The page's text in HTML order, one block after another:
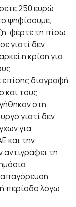
250 ευρώ
ψηφίσουμε,
φέρτε τη πίσω
γιατί δεν
η κρίση για
επίσης διαγραφή
και τους
στη
γιατί δεν
για
και την
αντιγράφει τη
απαγόρευση
περίοδο λόγω